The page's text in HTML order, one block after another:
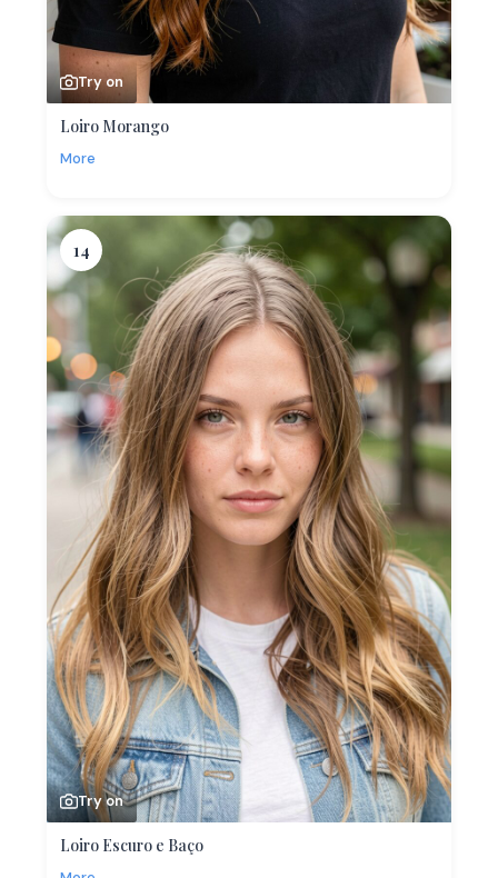
Try on
Loiro Morango
More
14
Try on
Loiro Escuro e Baço